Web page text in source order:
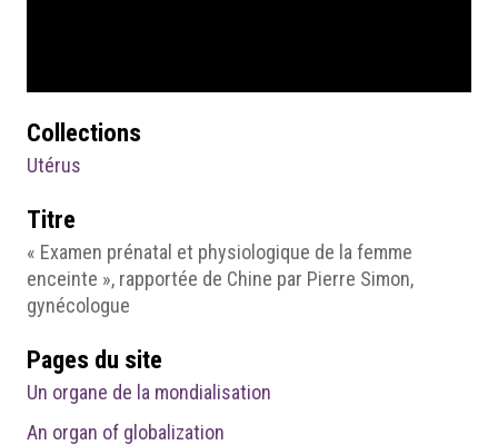
Collections
Utérus
Titre
« Examen prénatal et physiologique de la femme
enceinte », rapportée de Chine par Pierre Simon,
gynécologue
Pages du site
Un organe de la mondialisation
An organ of globalization